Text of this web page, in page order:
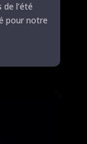
de l’été
pour notre